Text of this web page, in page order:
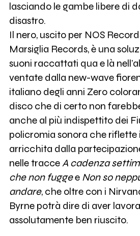
lasciando le gambe libere di
disastro.
Il nero, uscito per NOS
Marsiglia Records, è una
suoni raccattati qua e là
ventate dalla new-wave
italiano degli anni Zero
disco che di certo non
anche al più indispettito dei
policromia sonora che riflette
arricchita dalla
nelle tracceA cadenza
che non fuggee Non so
andare, che oltre con i
Byrne potrà dire di aver
assolutamente ben riuscito.